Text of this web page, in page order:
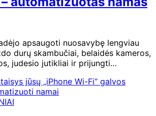
apsaugoti nuosavybę lengviau
durų skambučiai, belaidės kameros,
judesio jutikliai ir prijungti…